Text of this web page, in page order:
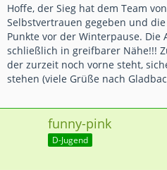
Hoffe, der Sieg hat dem Team
Selbstvertrauen gegeben und
Punkte vor der Winterpause. Die
schließlich in greifbarer Nähe!!!
der zurzeit noch vorne steht,
stehen (viele Grüße nach
funny-pink
D-Jugend